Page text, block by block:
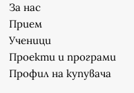
За нас
Прием
Ученици
Проекти и програми
Профил на купувача